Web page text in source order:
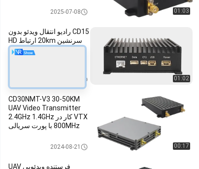
01:03
2025-07-08
01:02
CD15 رادیو انتقال ویدئو بدون
سرنشین 20km ارتباط HD
بلند مدت، دو آنتن MIMO،
00:17
CD30NMT-V3 30-50KM
UAV Video Transmitter
VTX کار در 2.4GHz 1.4GHz
800MHz با پورت سریالی
هواپیماهای بدون سرنشین
فرستنده ویدئویی پهپاد2024-08-21
فرستنده ویدئویی UAV